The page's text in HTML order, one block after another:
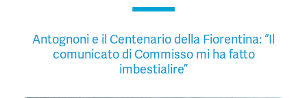
Antognoni e il Centenario della Fiorentina: “Il
comunicato di Commisso mi ha fatto
imbestialire”